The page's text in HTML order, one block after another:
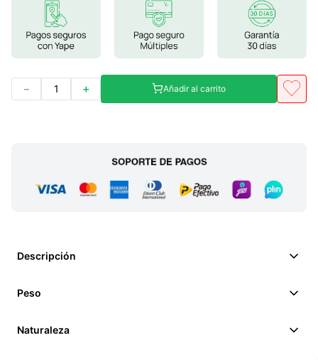
magnesio
9.
stevia
＋
－ Añadir al carrito
Descripción
Peso
Naturaleza